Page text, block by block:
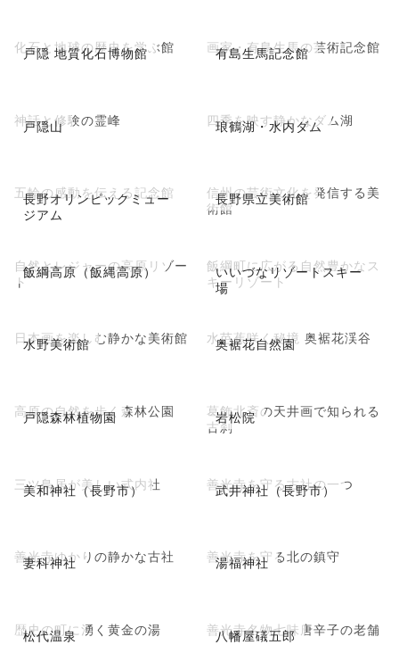
戸隠 地質化石博物館
化石と地球の歴史を学ぶ館 有島生馬記念館
画家・有島生馬の芸術記念館
戸隠山
神話と修験の霊峰 琅鶴湖・水内ダム
四季を映す静かなダム湖
長野オリンピックミュー
ジアム
五輪の感動を伝える記念館 長野県立美術館
信州の芸術文化を発信する美
術館
飯綱高原（飯縄高原）
自然とレジャーの高原リゾー
ト
いいづなリゾートスキー
場
飯綱町に広がる自然豊かなス
キーリゾート
水野美術館
日本画を楽しむ静かな美術館 奥裾花自然園
水芭蕉咲く秘境 奥裾花渓谷
戸隠森林植物園
高原の自然を歩く森林公園 岩松院
葛飾北斎の天井画で知られる
古刹
美和神社（長野市）
三ツ鳥居が美しい式内社 武井神社（長野市）
善光寺を守る古社の一つ
妻科神社
善光寺ゆかりの静かな古社 湯福神社
善光寺を守る北の鎮守
松代温泉
歴史の町に湧く黄金の湯 八幡屋礒五郎
善光寺名物七味唐辛子の老舗